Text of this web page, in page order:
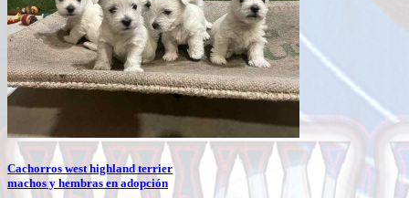
Cachorros west highland terrier
machos y hembras en adopción